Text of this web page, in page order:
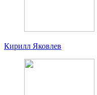
Кирилл Яковлев